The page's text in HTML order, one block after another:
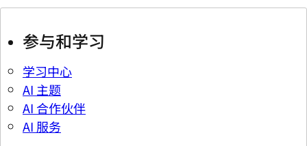
参与和学习
学习中心
AI 主题
AI 合作伙伴
AI 服务